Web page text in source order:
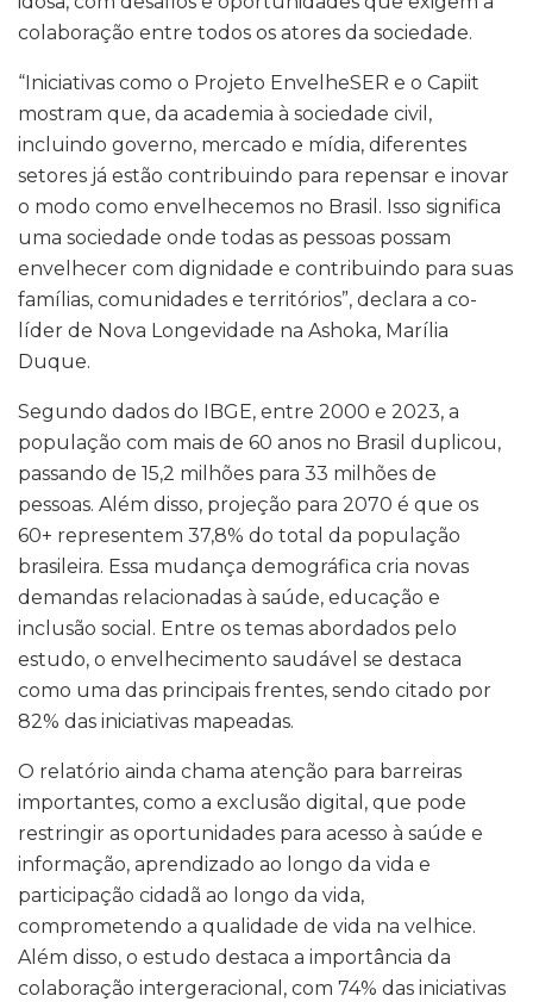
colaboração entre todos os atores da sociedade.
“Iniciativas como o Projeto EnvelheSER e o Capiit
mostram que, da academia à sociedade civil,
incluindo governo, mercado e mídia, diferentes
setores já estão contribuindo para repensar e inovar
o modo como envelhecemos no Brasil. Isso significa
uma sociedade onde todas as pessoas possam
envelhecer com dignidade e contribuindo para suas
famílias, comunidades e territórios”, declara a co-
líder de Nova Longevidade na Ashoka, Marília
Duque.
Segundo dados do IBGE, entre 2000 e 2023, a
população com mais de 60 anos no Brasil duplicou,
passando de 15,2 milhões para 33 milhões de
pessoas. Além disso, projeção para 2070 é que os
60+ representem 37,8% do total da população
brasileira. Essa mudança demográfica cria novas
demandas relacionadas à saúde, educação e
inclusão social. Entre os temas abordados pelo
estudo, o envelhecimento saudável se destaca
como uma das principais frentes, sendo citado por
82% das iniciativas mapeadas.
O relatório ainda chama atenção para barreiras
importantes, como a exclusão digital, que pode
restringir as oportunidades para acesso à saúde e
informação, aprendizado ao longo da vida e
participação cidadã ao longo da vida,
comprometendo a qualidade de vida na velhice.
Além disso, o estudo destaca a importância da
colaboração intergeracional, com 74% das iniciativas